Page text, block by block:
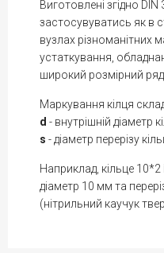
Виготовлені згідно
застосувуватись як в
вузлах різноманітних
устаткування,
широкий розмірний ряд.
Маркування кілця
d - внутрішній діаметр
s - діаметр перерізу
Наприклад, кільце
діаметр 10 мм та
(нітрильний каучук